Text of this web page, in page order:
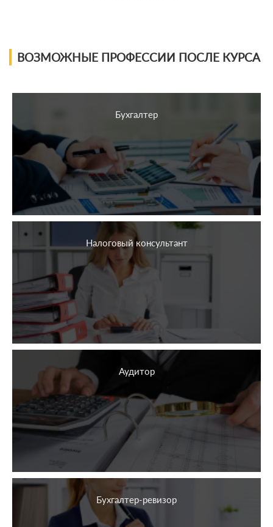
ВОЗМОЖНЫЕ ПРОФЕССИИ ПОСЛЕ КУРСА
Бухгалтер
Налоговый консультант
Аудитор
Бухгалтер-ревизор